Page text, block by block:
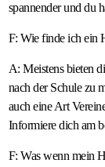
spannender und du
F: Wie finde ich ein
A: Meistens bieten
nach der Schule zu
auch eine Art
Informiere dich am
F: Was wenn mein